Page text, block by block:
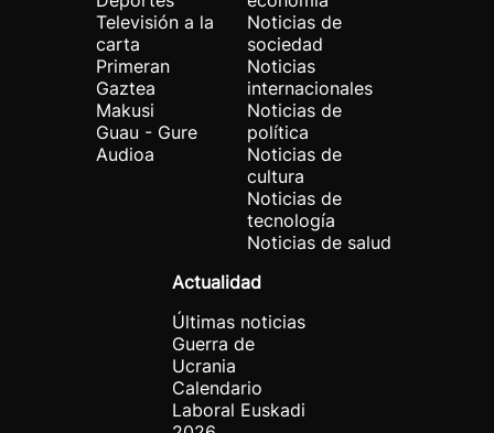
Televisión a la
carta
Primeran
Gaztea
Makusi
Guau - Gure
Audioa
Noticias de
sociedad
Noticias
internacionales
Noticias de
política
Noticias de
cultura
Noticias de
tecnología
Noticias de salud
Actualidad
Últimas noticias
Guerra de
Ucrania
Calendario
Laboral Euskadi